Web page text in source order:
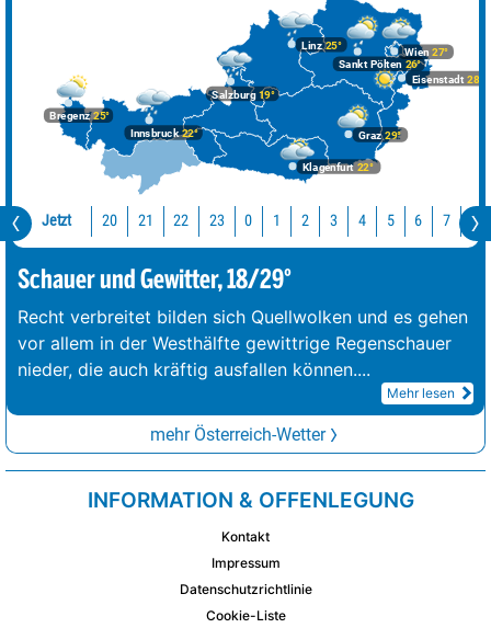
Bregenz25°
Graz29°
Innsbruck22°
Klagenfurt 22°
Linz25°
Salzburg19°
Wien 27°
Eisenstadt 28°
Sankt Pölten 26°
Jetzt 20 21 22 23 0 1 2 3 4 5 6 7 8
Schauer und Gewitter, 18/29°
Recht verbreitet bilden sich Quellwolken und es gehen
vor allem in der Westhälfte gewittrige Regenschauer
nieder, die auch kräftig ausfallen können....
Mehr lesen
mehr Österreich-Wetter
INFORMATION & OFFENLEGUNG
Kontakt
Impressum
Datenschutzrichtlinie
Cookie-Liste